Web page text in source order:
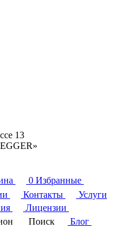
13
0 Избранные
Контакты
Услуги
Лицензии
Поиск
Блог